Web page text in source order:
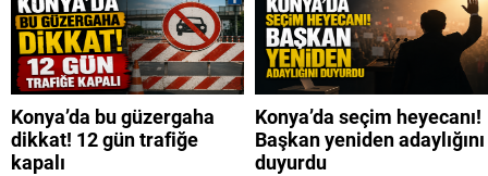
Konya’da bu güzergaha
dikkat! 12 gün trafiğe
kapalı
Konya’da seçim heyecanı!
Başkan yeniden adaylığını
duyurdu